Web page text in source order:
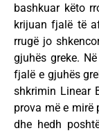
bashkuar këto
krijuan fjalë të
rrugë jo
gjuhës greke.
fjalë e gjuhës
shkrimin Linear
prova më e mirë
dhe hedh